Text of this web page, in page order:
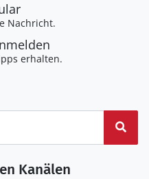
Nachricht.
erhalten.
Kanälen